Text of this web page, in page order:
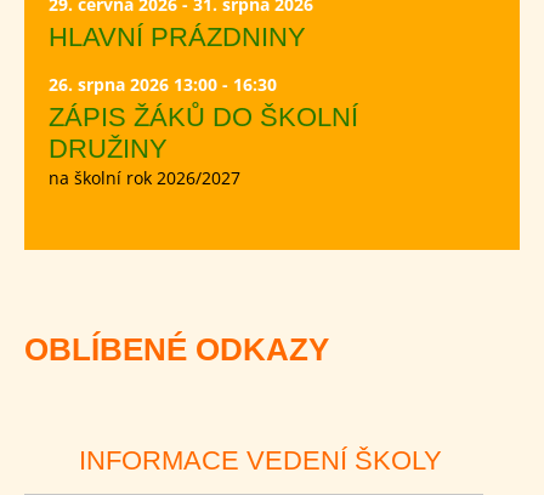
HLAVNÍ PRÁZDNINY
26. srpna 2026 13:00 - 16:30
ZÁPIS ŽÁKŮ DO ŠKOLNÍ
DRUŽINY
na školní rok 2026/2027
OBLÍBENÉ ODKAZY
INFORMACE VEDENÍ ŠKOLY